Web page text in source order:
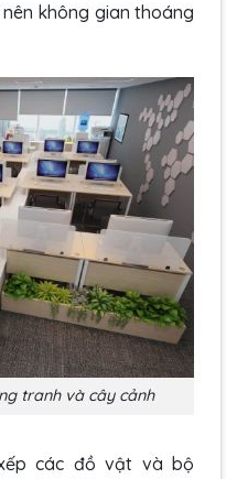
không gian thoáng
tranh và cây cảnh
các đồ vật và bộ